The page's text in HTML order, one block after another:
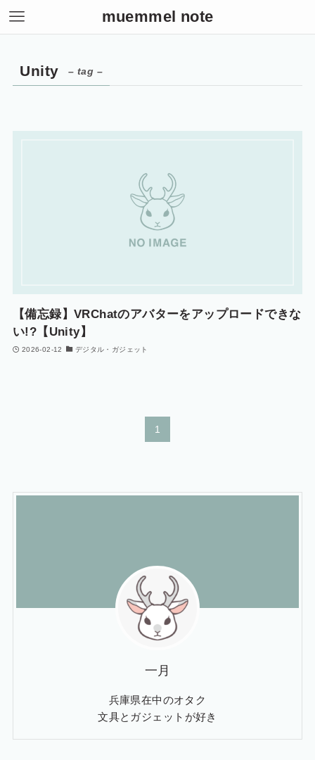
muemmel note
Unity – tag –
【備忘録】VRChatのアバターをアップロードできな
い!?【Unity】
2026-02-12 デジタル・ガジェット
1
一月
兵庫県在中のオタク
文具とガジェットが好き